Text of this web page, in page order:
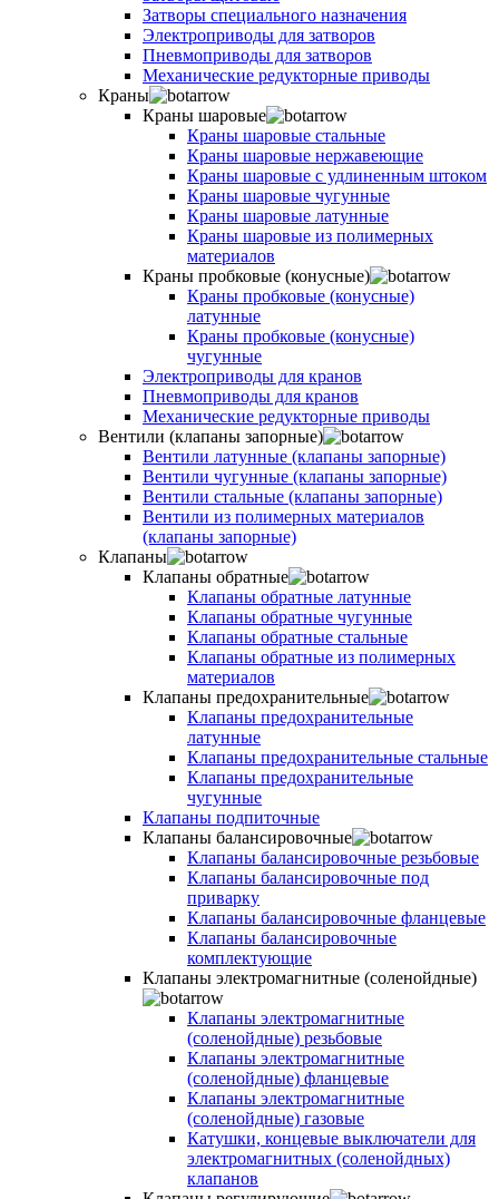
Затворы специального назначения
Электроприводы для затворов
Пневмоприводы для затворов
Механические редукторные приводы
Краны
Краны шаровые
Краны шаровые стальные
Краны шаровые нержавеющие
Краны шаровые с удлиненным штоком
Краны шаровые чугунные
Краны шаровые латунные
Краны шаровые из полимерных
материалов
Краны пробковые (конусные)
Краны пробковые (конусные)
латунные
Краны пробковые (конусные)
чугунные
Электроприводы для кранов
Пневмоприводы для кранов
Механические редукторные приводы
Вентили (клапаны запорные)
Вентили латунные (клапаны запорные)
Вентили чугунные (клапаны запорные)
Вентили стальные (клапаны запорные)
Вентили из полимерных материалов
(клапаны запорные)
Клапаны
Клапаны обратные
Клапаны обратные латунные
Клапаны обратные чугунные
Клапаны обратные стальные
Клапаны обратные из полимерных
материалов
Клапаны предохранительные
Клапаны предохранительные
латунные
Клапаны предохранительные стальные
Клапаны предохранительные
чугунные
Клапаны подпиточные
Клапаны балансировочные
Клапаны балансировочные резьбовые
Клапаны балансировочные под
приварку
Клапаны балансировочные фланцевые
Клапаны балансировочные
комплектующие
Клапаны электромагнитные (соленойдные)
Клапаны электромагнитные
(соленойдные) резьбовые
Клапаны электромагнитные
(соленойдные) фланцевые
Клапаны электромагнитные
(соленойдные) газовые
Катушки, концевые выключатели для
электромагнитных (соленойдных)
клапанов